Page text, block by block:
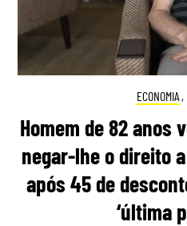
ECONOMIA ,
Homem de 82 anos
negar-lhe o direito
após 45 de
‘última